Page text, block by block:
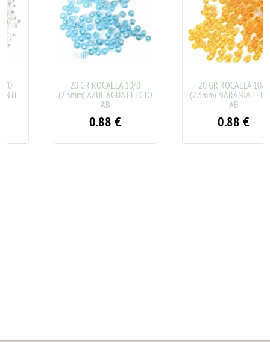
20 GR ROCALLA 10/0
(2.3mm) AZUL AGUA EFECTO
€
20 GR ROCALLA 10/0
(2.3mm) NARANJA EFECTO
€